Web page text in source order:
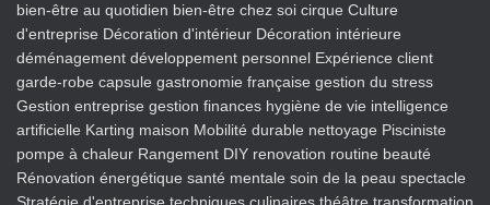
bien-être au quotidien bien-être chez soi cirque Culture
d'entreprise Décoration d'intérieur Décoration intérieure
déménagement développement personnel Expérience client
garde-robe capsule gastronomie française gestion du stress
Gestion entreprise gestion finances hygiène de vie intelligence
artificielle Karting maison Mobilité durable nettoyage Pisciniste
pompe à chaleur Rangement DIY renovation routine beauté
Rénovation énergétique santé mentale soin de la peau spectacle